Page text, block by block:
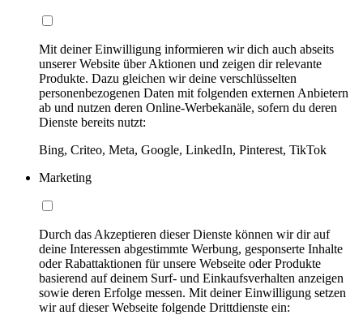
Mit deiner Einwilligung informieren wir dich auch abseits
unserer Website über Aktionen und zeigen dir relevante
Produkte. Dazu gleichen wir deine verschlüsselten
personenbezogenen Daten mit folgenden externen Anbietern
ab und nutzen deren Online-Werbekanäle, sofern du deren
Dienste bereits nutzt:
Bing, Criteo, Meta, Google, LinkedIn, Pinterest, TikTok
Marketing
Durch das Akzeptieren dieser Dienste können wir dir auf
deine Interessen abgestimmte Werbung, gesponserte Inhalte
oder Rabattaktionen für unsere Webseite oder Produkte
basierend auf deinem Surf- und Einkaufsverhalten anzeigen
sowie deren Erfolge messen. Mit deiner Einwilligung setzen
wir auf dieser Webseite folgende Drittdienste ein: